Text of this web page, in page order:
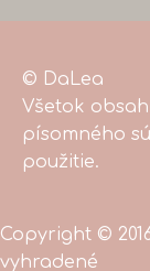
© DaLea
Všetok
písomného
použitie.
Copyright ©
vyhradené